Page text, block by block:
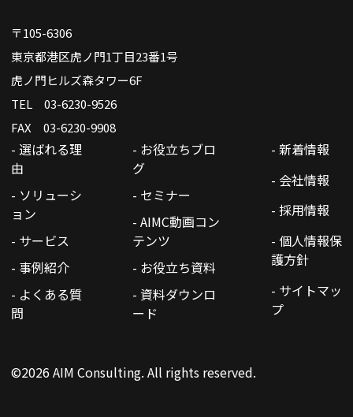
〒105-6306
東京都港区虎ノ門1丁目23番1号
虎ノ門ヒルズ森タワー6F
TEL 03-6230-9526
FAX 03-6230-9908
- 選ばれる理
由
- ソリューシ
ョン
- サービス
- 事例紹介
- よくある質
問
- お役立ちブロ
グ
- セミナー
- AIMC動画コン
テンツ
- お役立ち資料
- 資料ダウンロ
ード
- 新着情報
- 会社情報
- 採用情報
- 個人情報保
護方針
- サイトマッ
プ
©2026 AIM Consulting. All rights reserved.